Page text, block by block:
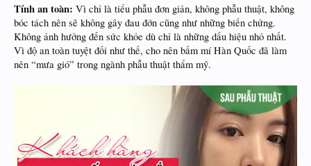
Tính an toàn: Vì chỉ là tiểu phẫu đơn giản, không phẫu thuật, không
bóc tách nên sẽ không gây đau đớn cũng như những biến chứng.
Không ảnh hưởng đến sức khỏe dù chỉ là những dấu hiệu nhỏ nhất.
Vì độ an toàn tuyệt đối như thế, cho nên bấm mí Hàn Quốc đã làm
nên “mưa gió” trong ngành phẫu thuật thẩm mỹ.